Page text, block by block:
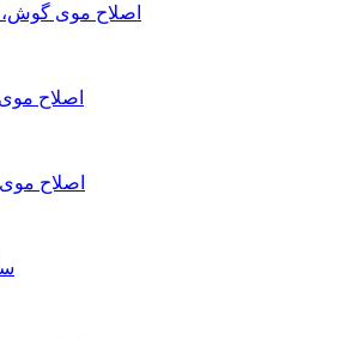
اصلاح موی گوش،
اصلاح
اصلاح